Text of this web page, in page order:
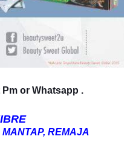
Pm or Whatsapp .
REMAJA